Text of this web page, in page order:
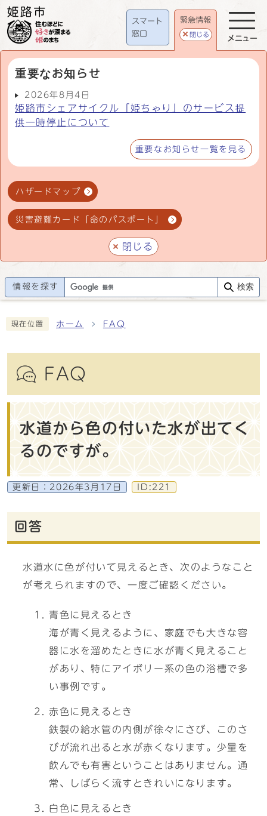
スマート
窓口
緊急情報
閉じる
重要なお知らせ
2026年8月4日
姫路市シェアサイクル「姫ちゃり」のサービス提
供一時停止について
重要なお知らせ一覧を見る
ハザードマップ
災害避難カード「命のパスポート」
閉じる
メニュー
情報を探す 検索
現在位置 ホーム FAQ
FAQ
水道から色の付いた水が出てく
るのですが。
更新日： 2026年3月17日 ID:221
回答
水道水に色が付いて見えるとき、次のようなこと
が考えられますので、一度ご確認ください。
青色に見えるとき
海が青く見えるように、家庭でも大きな容
器に水を溜めたときに水が青く見えること
があり、特にアイボリー系の色の浴槽で多
い事例です。
赤色に見えるとき
鉄製の給水管の内側が徐々にさび、このさ
びが流れ出ると水が赤くなります。少量を
飲んでも有害ということはありません。通
常、しばらく流すときれいになります。
白色に見えるとき